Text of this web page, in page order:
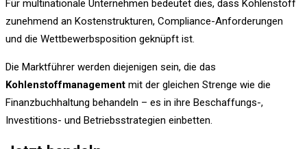
Für multinationale Unternehmen bedeutet dies, dass Kohlenstoff
zunehmend an Kostenstrukturen, Compliance-Anforderungen
und die Wettbewerbsposition geknüpft ist.
Die Marktführer werden diejenigen sein, die das
Kohlenstoffmanagement mit der gleichen Strenge wie die
Finanzbuchhaltung behandeln – es in ihre Beschaffungs-,
Investitions- und Betriebsstrategien einbetten.